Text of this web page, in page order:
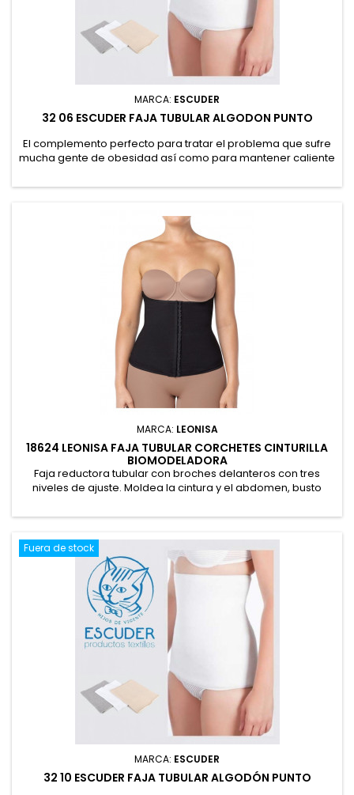
MARCA: ESCUDER
32 06 ESCUDER FAJA TUBULAR ALGODON PUNTO
El complemento perfecto para tratar el problema que sufre
mucha gente de obesidad así como para mantener caliente
meses de calor.
MARCA: LEONISA
18624 LEONISA FAJA TUBULAR CORCHETES CINTURILLA
BIOMODELADORA
Faja reductora tubular con broches delanteros con tres
niveles de ajuste. Moldea la cintura y el abdomen, busto
espalda y laterales que mantienen la prenda firme, sin
Fuera de stock
MARCA: ESCUDER
32 10 ESCUDER FAJA TUBULAR ALGODÓN PUNTO